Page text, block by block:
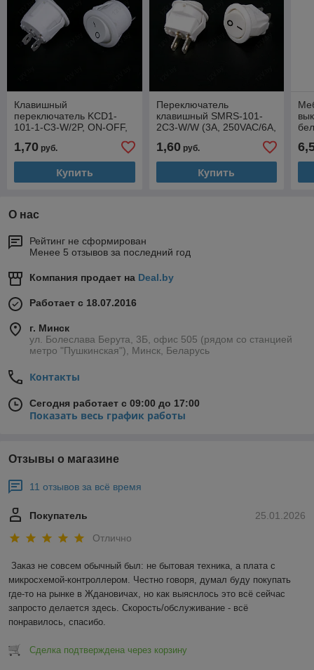
Клавишный
переключатель KCD1-
101-1-C3-W/2P, ON-OFF,
1,70 руб.
Купить
Переключатель
клавишный SMRS-101-
2C3-W/W (3A, 250VAC/6А,
1,60руб.
Купить
О нас
Рейтинг не сформирован
Менее 5 отзывов за последний год
Компания продает на Deal.by
Работает с 18.07.2016
г. Минск
ул. Болеслава Берута, 3Б, офис 505 (рядом со станцией
метро "Пушкинская"), Минск, Беларусь
Контакты
Сегодня работает с 09:00 до 17:00
Показать весь график работы
Отзывы о магазине
11 отзывов за всё время
25.01.2026
Покупатель
Отлично
Заказ не совсем обычный был: не бытовая техника, а плата с
микросхемой-контроллером. Честно говоря, думал буду покупать
где-то на рынке в Ждановичах, но как выяснлось это всё сейчас
запросто делается здесь. Скорость/обслуживание - всё
понравилось, спасибо.
Сделка подтверждена через корзину